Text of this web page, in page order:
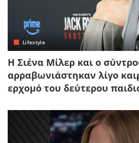
Lifestyle
Η Σιένα Μίλερ και ο
αρραβωνιάστηκαν λίγο
ερχομό του δεύτερου